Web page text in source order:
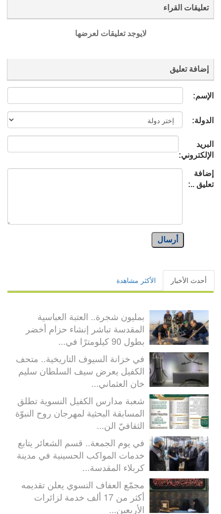
تعليقات القراء
لايوجد تعليقات لعرضها
إضافة تعليق
الإسم:
الدولة:
البريد
الإلكتروني:
إضافة
تعليق ..:
أرسال
أحدث الأخبار الأكثر مشاهدة
بمليون شجرة.. العتبة العباسية
المقدسة تباشر إنشاء حزام أخضر
بطول 90 كيلومترًا في...
في خزانة السيوف التاريخية.. متحف
الكفيل يعرض سيف السلطان سليم
خان العثماني...
شعبة مدارس الكفيل النسوية تطلق
المسابقة البحثية لمهرجان روح النبوّة
الثقافيّ الن...
في يوم الجمعة.. قسم الشعائر يتابع
خدمات المواكب الحسينية في مدينة
كربلاء المقدسة...
مجمّع العفاف النسوي يعلن تقديمه
أكثر من 17 ألف خدمة لزائرات
الأربعين...